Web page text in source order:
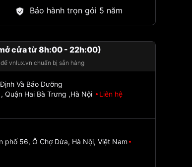
Bảo hành trọn gói 5 năm
cửa từ 8h:00 - 22h:00)
vnlux.vn chuẩn bị sẵn hàng
Và Bảo Dưỡng
Quận Hai Bà Trưng ,Hà Nội
Liên hệ
phố 56, Ô Chợ Dừa, Hà Nội, Việt Nam